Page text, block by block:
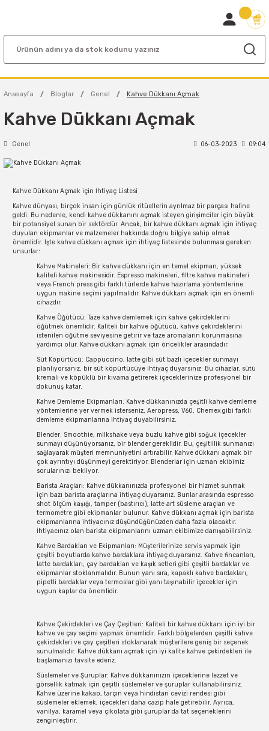
Anasayfa Bloglar Genel Kahve Dükkanı Açmak
Kahve Dükkanı Açmak
Genel 06-03-2023 09:04
Kahve Dükkanı Açmak için İhtiyaç Listesi
Kahve dünyası, birçok insan için günlük ritüellerin ayrılmaz bir parçası haline
geldi. Bu nedenle, kendi kahve dükkanını açmak isteyen girişimciler için büyük
bir potansiyel sunan bir sektördür. Ancak, bir kahve dükkanı açmak için ihtiyaç
duyulan ekipmanlar ve malzemeler hakkında doğru bilgiye sahip olmak
önemlidir. İşte kahve dükkanı açmak için ihtiyaç listesinde bulunması gereken
unsurlar:
Kahve Makineleri: Bir kahve dükkanı için en temel ekipman, yüksek
kaliteli kahve makinesidir. Espresso makineleri, filtre kahve makineleri
veya French press gibi farklı türlerde kahve hazırlama yöntemlerine
uygun makine seçimi yapılmalıdır. Kahve dükkanı açmak için en önemli
cihazdır.
Kahve Öğütücü: Taze kahve demlemek için kahve çekirdeklerini
öğütmek önemlidir. Kaliteli bir kahve öğütücü, kahve çekirdeklerini
istenilen öğütme seviyesine getirir ve taze aromaların korunmasına
yardımcı olur. Kahve dükkanı açmak için öncelikler arasındadır.
Süt Köpürtücü: Cappuccino, latte gibi süt bazlı içecekler sunmayı
planlıyorsanız, bir süt köpürtücüye ihtiyaç duyarsınız. Bu cihazlar, sütü
kremalı ve köpüklü bir kıvama getirerek içeceklerinize profesyonel bir
dokunuş katar.
Kahve Demleme Ekipmanları: Kahve dükkanınızda çeşitli kahve demleme
yöntemlerine yer vermek isterseniz, Aeropress, V60, Chemex gibi farklı
demleme ekipmanlarına ihtiyaç duyabilirsiniz.
Blender: Smoothie, milkshake veya buzlu kahve gibi soğuk içecekler
sunmayı düşünüyorsanız, bir blender gereklidir. Bu, çeşitlilik sunmanızı
sağlayarak müşteri memnuniyetini artırabilir. Kahve dükkanı açmak bir
çok ayrıntıyı düşünmeyi gerektiriyor. Blenderlar için uzman ekibimiz
sorularınızı bekliyor.
Barista Araçları: Kahve dükkanınızda profesyonel bir hizmet sunmak
için bazı barista araçlarına ihtiyaç duyarsınız. Bunlar arasında espresso
shot ölçüm kaşığı, tamper (bastırıcı), latte art süsleme araçları ve
termometre gibi ekipmanlar bulunur. Kahve dükkanı açmak için barista
ekipmanlarına ihtiyacınız düşündüğünüzden daha fazla olacaktır.
İhtiyacınız olan barista ekipmanlarını uzman ekibimize danışabilirsiniz.
Kahve Bardakları ve Ekipmanları: Müşterilerinize servis yapmak için
çeşitli boyutlarda kahve bardaklara ihtiyaç duyarsınız. Kahve fincanları,
latte bardakları, çay bardakları ve kaşık setleri gibi çeşitli bardaklar ve
ekipmanlar stoklanmalıdır. Bunun yanı sıra, kapaklı kahve bardakları,
pipetli bardaklar veya termoslar gibi yanı taşınabilir içecekler için
uygun kaplar da önemlidir.
Kahve Çekirdekleri ve Çay Çeşitleri: Kaliteli bir kahve dükkanı için iyi bir
kahve ve çay seçimi yapmak önemlidir. Farklı bölgelerden çeşitli kahve
çekirdekleri ve çay çeşitleri stoklanarak müşterilere geniş bir seçenek
sunulmalıdır. Kahve dükkanı açmak için iyi kalite kahve çekirdekleri ile
başlamanızı tavsite ederiz.
Süslemeler ve Şuruplar: Kahve dükkanınızın içeceklerine lezzet ve
görsellik katmak için çeşitli süslemeler ve şuruplar kullanabilirsiniz.
Kahve üzerine kakao, tarçın veya hindistan cevizi rendesi gibi
süslemeler eklemek, içecekleri daha cazip hale getirebilir. Ayrıca,
vanilya, karamel veya çikolata gibi şuruplar da tat seçeneklerini
zenginleştirir.